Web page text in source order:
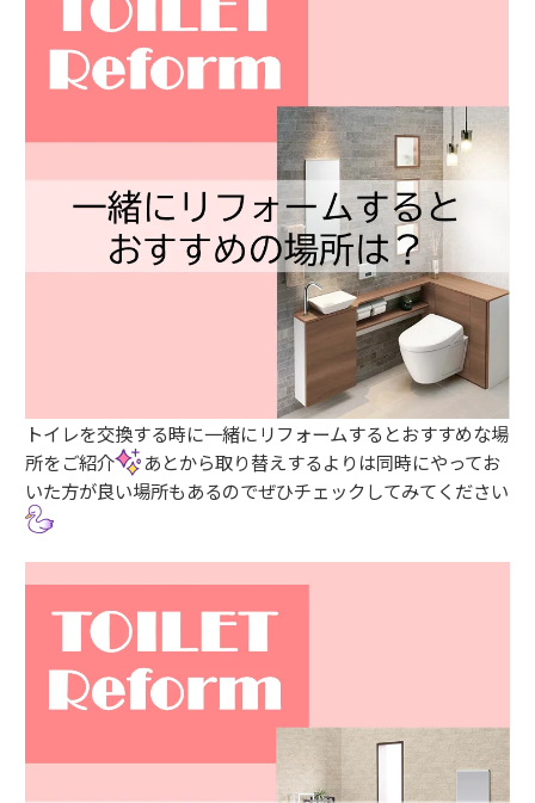
トイレを交換する時に一緒にリフォームするとおすすめな場
所をご紹介
あとから取り替えするよりは同時にやってお
いた方が良い場所もあるのでぜひチェックしてみてください